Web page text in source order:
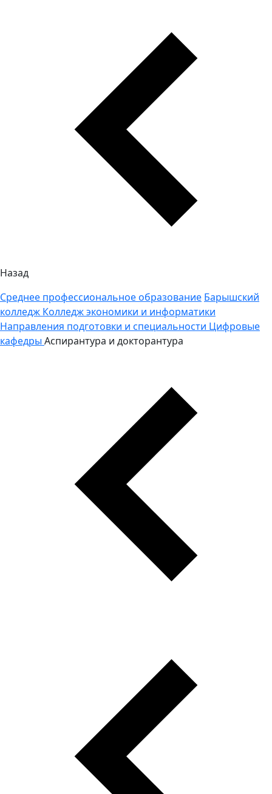
Назад
Среднее профессиональное образование Барышский
колледж Колледж экономики и информатики
Направления подготовки и специальности Цифровые
кафедры Аспирантура и докторантура